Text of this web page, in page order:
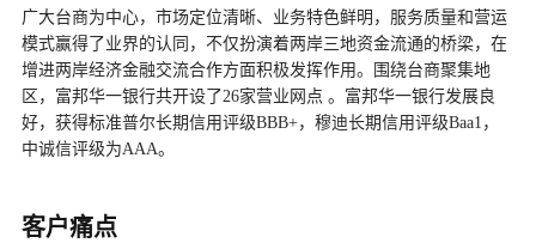
广大台商为中心，市场定位清晰、业务特色鲜明，服务质量和营运
模式赢得了业界的认同，不仅扮演着两岸三地资金流通的桥梁，在
增进两岸经济金融交流合作方面积极发挥作用。围绕台商聚集地
区，富邦华一银行共开设了26家营业网点 。富邦华一银行发展良
好，获得标准普尔长期信用评级BBB+，穆迪长期信用评级Baa1，
中诚信评级为AAA。
客户痛点